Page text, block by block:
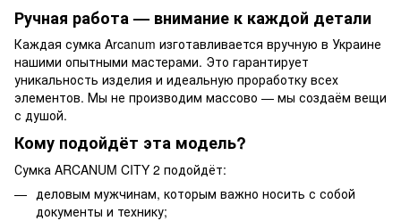
Ручная работа — внимание к каждой детали
Каждая сумка Arcanum изготавливается вручную в Украине
нашими опытными мастерами. Это гарантирует
уникальность изделия и идеальную проработку всех
элементов. Мы не производим массово — мы создаём вещи
с душой.
Кому подойдёт эта модель?
Сумка ARCANUM CITY 2 подойдёт:
деловым мужчинам, которым важно носить с собой
документы и технику;